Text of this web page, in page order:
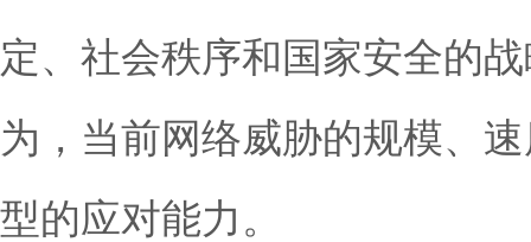
定、社会秩序和国家安全的
为，当前网络威胁的规模、
型的应对能力。